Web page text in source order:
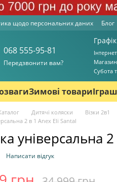
щодо персональних даних Блог
068 555-95-81
Передзвонити вам?
Cубота
Зимові товари
Дитячі коляски Візки 2в1
2 в 1 Anex Eli Santal
універсальна
Написати відгук